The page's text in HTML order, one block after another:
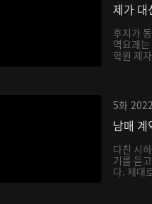
제가 대
후지가
역요괘
학원 제
5화
남매 계
다친 시
기를 듣
다. 제대